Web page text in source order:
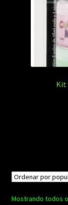
Kit
Mostrando todos